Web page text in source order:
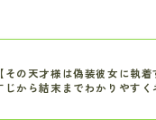
【その天才様は偽装彼女に執
じから結末までわかりやすく